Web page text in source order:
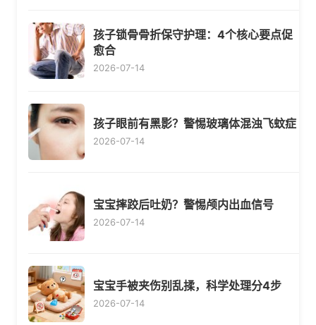
孩子锁骨骨折保守护理：4个核心要点促
愈合
2026-07-14
孩子眼前有黑影？警惕玻璃体混浊飞蚊症
2026-07-14
宝宝摔跤后吐奶？警惕颅内出血信号
2026-07-14
宝宝手被夹伤别乱揉，科学处理分4步
2026-07-14